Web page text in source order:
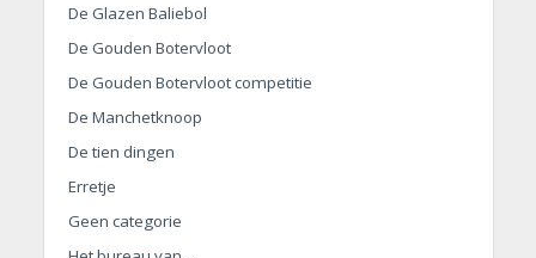
De Glazen Baliebol
De Gouden Botervloot
De Gouden Botervloot competitie
De Manchetknoop
De tien dingen
Erretje
Geen categorie